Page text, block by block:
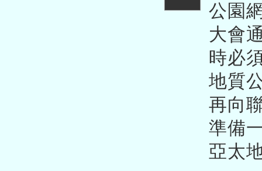
公園
大會
時必
地質
再向
準備
亞太